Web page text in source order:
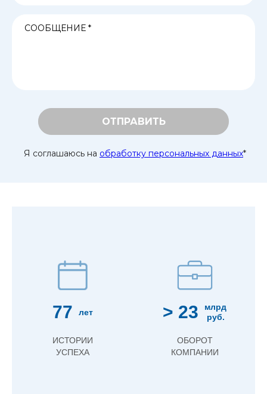
ОТПРАВИТЬ
Я соглашаюсь на обработку персональных данных*
77 лет
ИСТОРИИ
УСПЕХА
> 23
млрд
руб.
ОБОРОТ
КОМПАНИИ